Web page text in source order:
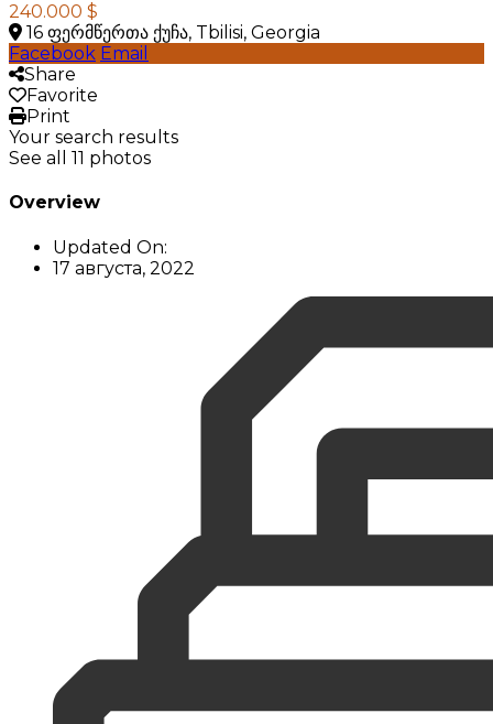
240.000 $
16 ფერმწერთა ქუჩა, Tbilisi, Georgia
Facebook Email
Share
Favorite
Print
Your search results
See all 11 photos
Overview
Updated On:
17 августа, 2022